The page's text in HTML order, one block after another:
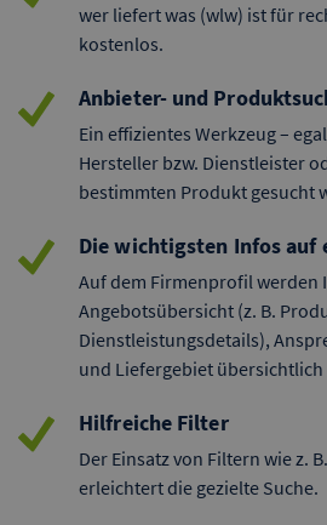
wer liefert was (wlw) ist für
kostenlos.
Anbieter- und
Ein effizientes Werkzeug –
Hersteller bzw. Dienstleister
bestimmten Produkt gesucht
Die wichtigsten Infos auf
Auf dem Firmenprofil werden
Angebotsübersicht (z. B.
Dienstleistungsdetails),
und Liefergebiet
Hilfreiche Filter
Der Einsatz von Filtern wie z.
erleichtert die gezielte Suche.